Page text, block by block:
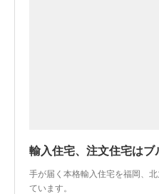
手が届く本格輸入住宅を福岡、
ています。